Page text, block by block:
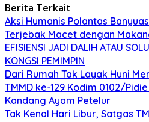
Berita Terkait
Aksi Humanis Polantas
Terjebak Macet dengan
EFISIENSI JADI DALIH ATAU
KONGSI PEMIMPIN
Dari Rumah Tak Layak Huni
TMMD ke-129 Kodim 0102/
Kandang Ayam Petelur
Tak Kenal Hari Libur, Satgas